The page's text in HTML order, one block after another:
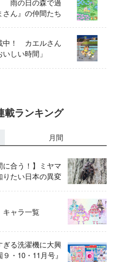
雨の日の森で過
ん』の仲間たち
中！ カエルさん
しい時間」
載ランキング
月間
に合う！】ミヤマ
りたい日本の異変
キャラ一覧
る洗濯機に大興
・10・11月号』